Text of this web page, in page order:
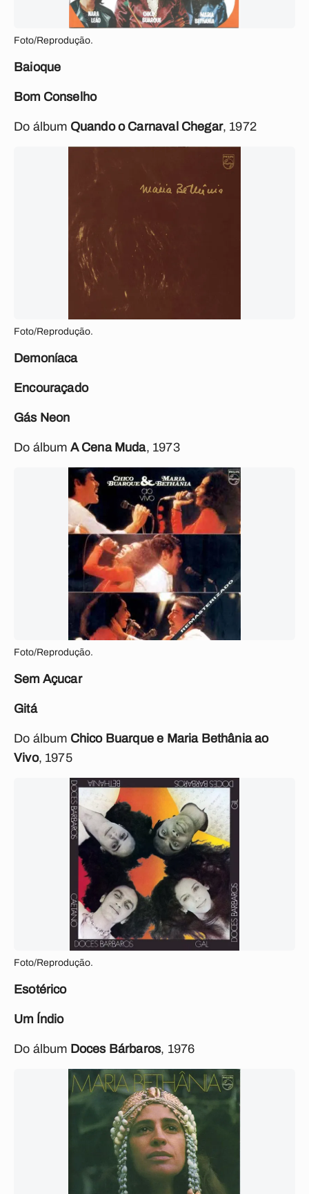
Foto/Reprodução.
Baioque
Bom Conselho
Do álbum Quando o Carnaval Chegar, 1972
Foto/Reprodução.
Demoníaca
Encouraçado
Gás Neon
Do álbum A Cena Muda, 1973
Foto/Reprodução.
Sem Açucar
Gitá
Do álbum Chico Buarque e Maria Bethânia ao
Vivo, 1975
Foto/Reprodução.
Esotérico
Um Índio
Do álbum Doces Bárbaros, 1976